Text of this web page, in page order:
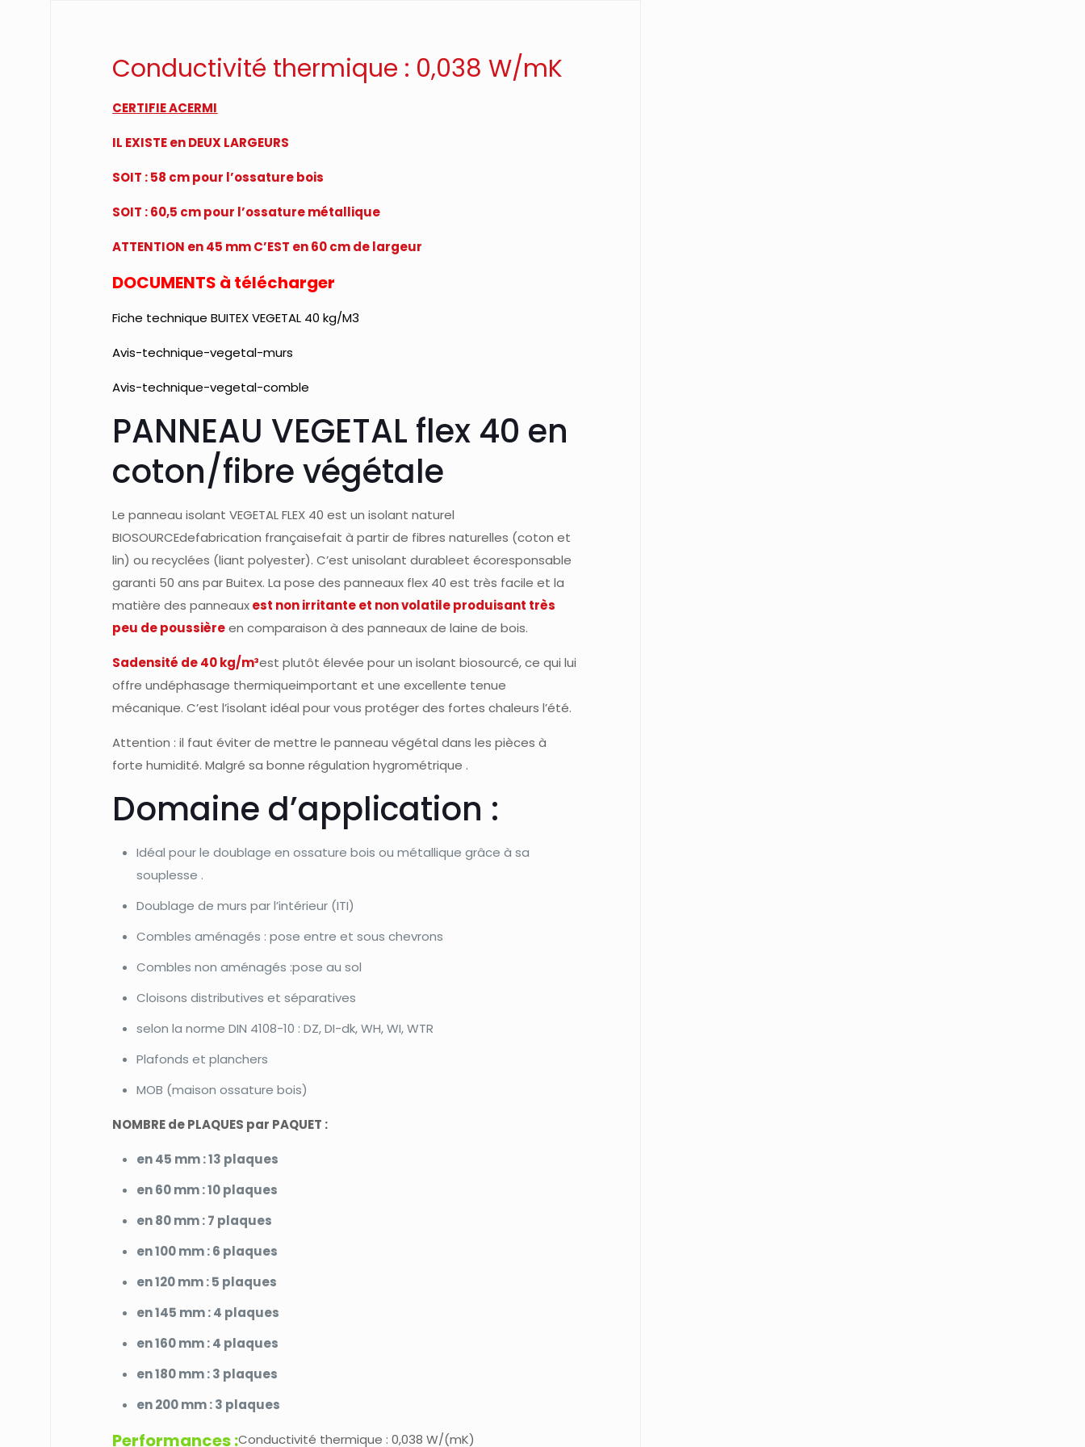
Conductivité thermique : 0,038 W/mK
CERTIFIE ACERMI
IL EXISTE en DEUX LARGEURS
SOIT : 58 cm pour l’ossature bois
SOIT : 60,5 cm pour l’ossature métallique
ATTENTION en 45 mm C’EST en 60 cm de largeur
DOCUMENTS à télécharger
Fiche technique BUITEX VEGETAL 40 kg/M3
Avis-technique-vegetal-murs
Avis-technique-vegetal-comble
PANNEAU VEGETAL flex 40 en
coton/fibre végétale
Le panneau isolant VEGETAL FLEX 40 est un isolant naturel
BIOSOURCEdefabrication françaisefait à partir de fibres naturelles (coton et
lin) ou recyclées (liant polyester). C’est unisolant durableet écoresponsable
garanti 50 ans par Buitex. La pose des panneaux flex 40 est très facile et la
matière des panneauxest non irritante et non volatile produisant très
peu de poussièreen comparaison à des panneaux de laine de bois.
Sadensité de 40 kg/m³est plutôt élevée pour un isolant biosourcé, ce qui lui
offre undéphasage thermiqueimportant et une excellente tenue
mécanique. C’est l’isolant idéal pour vous protéger des fortes chaleurs l’été.
Attention : il faut éviter de mettre le panneau végétal dans les pièces à
forte humidité. Malgré sa bonne régulation hygrométrique .
Domaine d’application :
Idéal pour le doublage en ossature bois ou métallique grâce à sa
souplesse .
Doublage de murs par l’intérieur (ITI)
Combles aménagés : pose entre et sous chevrons
Combles non aménagés :pose au sol
Cloisons distributives et séparatives
selon la norme DIN 4108-10 : DZ, DI-dk, WH, WI, WTR
Plafonds et planchers
MOB (maison ossature bois)
NOMBRE de PLAQUES par PAQUET :
en 45 mm : 13 plaques
en 60 mm : 10 plaques
en 80 mm : 7 plaques
en 100 mm : 6 plaques
en 120 mm : 5 plaques
en 145 mm : 4 plaques
en 160 mm : 4 plaques
en 180 mm : 3 plaques
en 200 mm : 3 plaques
Performances :Conductivité thermique : 0,038 W/(mK)